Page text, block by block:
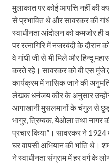
मुलाकात पर कोई आपत्ति नहीं की
से प्रभावित थे और सावरकर की
स्वाधीनता आंदोलन को कमजोर ही
पर रत्नागिरि में नजरबंदी के दौरान
वे गांधी जी से भी मिले और हिन्दू
करते रहे। सावरकर को बी एस मुंजे
कार्यक्रम में नासिक जाने की
लेखक धनंजय कीर के अनुसार
आगाखानी मुसलमानों के चंगुल से
भागुर, त्रिम्बक, येओला तथा नागर
प्रचार किया”। सावरकर ने 1924
घर वापसी अभियान की भांति थे।
ने स्वाधीनता संग्राम में हर वर्ग के